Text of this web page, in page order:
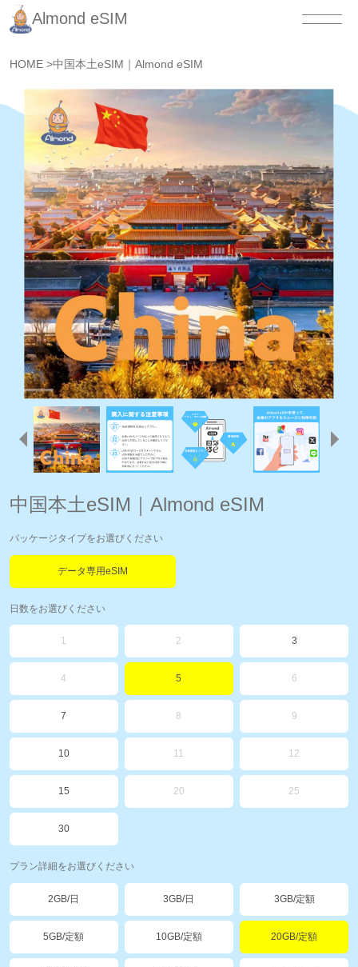
Almond eSIM
HOME >中国本土eSIM｜Almond eSIM
中国本土eSIM｜Almond eSIM
パッケージタイプをお選びください
データ専用eSIM
日数をお選びください
1 2 3
4 5 6
7 8 9
10 11 12
15 20 25
30
プラン詳細をお選びください
2GB/日 3GB/日 3GB/定額
5GB/定額 10GB/定額 20GB/定額